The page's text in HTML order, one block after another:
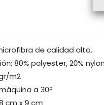
de calidad alta.
80% polyester, 20% nylon
m2
a 30º
cm x 9 cm